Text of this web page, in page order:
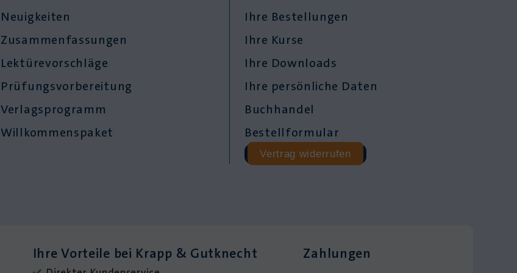
Neuigkeiten
Zusammenfassungen
Lektürevorschläge
Prüfungsvorbereitung
Verlagsprogramm
Willkommenspaket
Ihre Bestellungen
Ihre Kurse
Ihre Downloads
Ihre persönliche Daten
Buchhandel
Bestellformular
Vertrag widerrufen
Ihre Vorteile bei Krapp & Gutknecht Zahlungen